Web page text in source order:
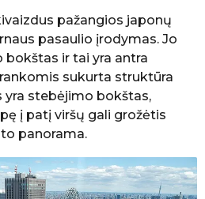
pažangios japonų
pasaulio įrodymas. Jo
ir tai yra antra
sukurta struktūra
yra stebėjimo bokštas,
į patį viršų gali grožėtis
panorama.